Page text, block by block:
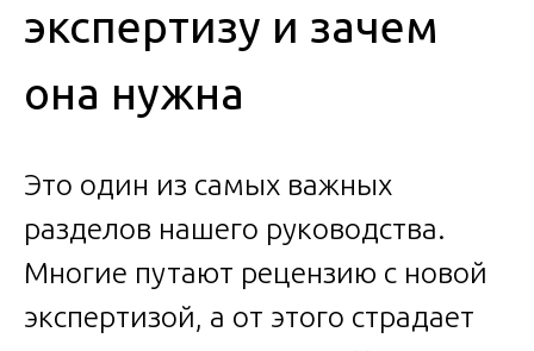
экспертизу и зачем
она нужна
Это один из самых важных
разделов нашего руководства.
Многие путают рецензию с новой
экспертизой, а от этого страдает